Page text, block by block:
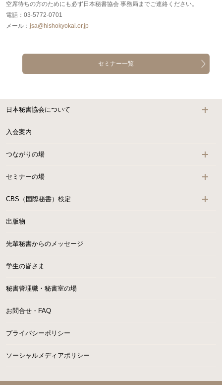
空席待ちの方のためにも必ず日本秘書協会 事務局までご連絡ください。
電話：03-5772-0701
メール： jsa@hishokyokai.or.jp
セミナー一覧
日本秘書協会について
入会案内
つながりの場
セミナーの場
CBS（国際秘書）検定
出版物
先輩秘書からのメッセージ
学生の皆さま
秘書管理職・秘書室の場
お問合せ・FAQ
プライバシーポリシー
ソーシャルメディアポリシー